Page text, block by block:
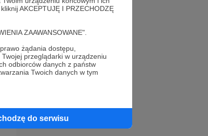
AKCEPTUJĘ I PRZECHODZĘ
ZAAWANSOWANE".
żądania dostępu,
przeglądarki w urządzeniu
odbiorców danych z państw
Twoich danych w tym
do serwisu